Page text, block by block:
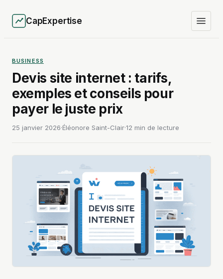
CapExpertise
BUSINESS
Devis site internet : tarifs,
exemples et conseils pour
payer le juste prix
25 janvier 2026·Éléonore Saint-Clair·12 min de lecture